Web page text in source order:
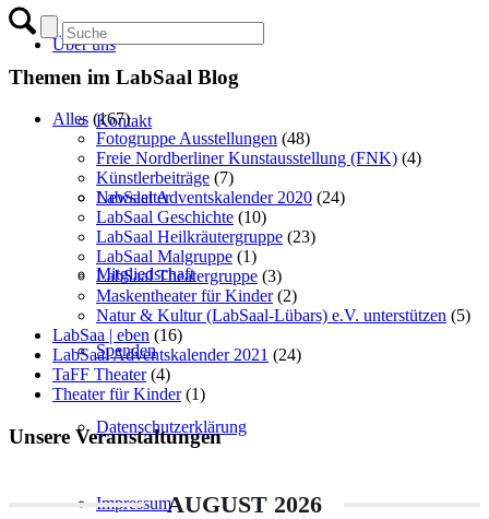
Über uns
Kontakt
Newsletter
Mitgliedschaft
Spenden
Datenschutzerklärung
Impressum
Themen im LabSaal Blog
Alles (167)
Fotogruppe Ausstellungen (48)
Freie Nordberliner Kunstausstellung (FNK) (4)
Künstlerbeiträge (7)
LabSaal Adventskalender 2020 (24)
LabSaal Geschichte (10)
LabSaal Heilkräutergruppe (23)
LabSaal Malgruppe (1)
LabSaal Theatergruppe (3)
Maskentheater für Kinder(2)
Natur & Kultur (LabSaal-Lübars) e.V. unterstützen (5)
LabSaa | eben (16)
LabSaal Adventskalender 2021 (24)
TaFF Theater(4)
Theater für Kinder(1)
Unsere Veranstaltungen
AUGUST 2026